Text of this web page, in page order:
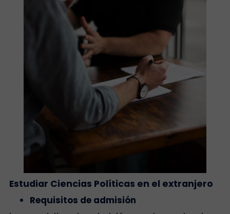
Estudiar Ciencias Políticas en el extranjero
Requisitos de admisión